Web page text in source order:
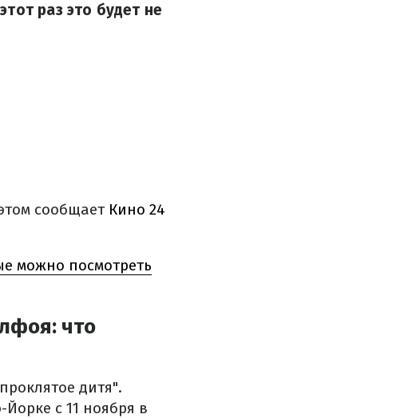
раз это будет не
сообщаетКино 24
можно посмотреть
что
дитя".
с 11 ноября в